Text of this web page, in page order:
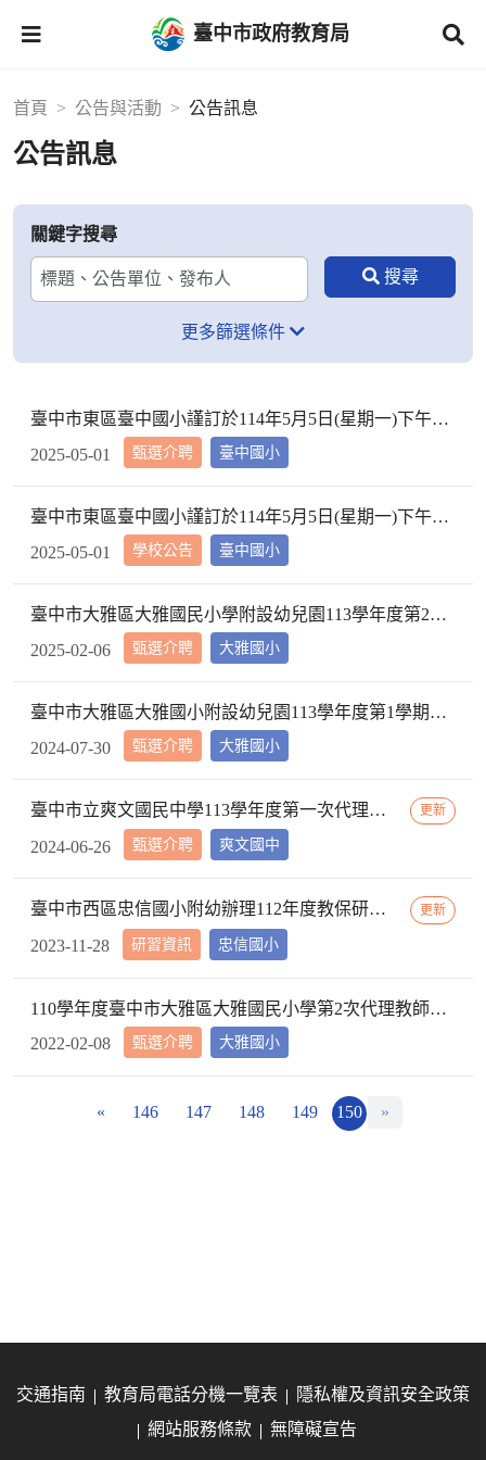
臺中市政府教育局
首頁 公告與活動 公告訊息
公告訊息
關鍵字搜尋
更多篩選條件
甄選介聘
臺中市東區臺中國小謹訂於114年5月5日(星期一)下午2時10分於本校校長室，召開教評會審查114學年度市內介聘調入本校教師資格
臺中國小
2025-05-01
學校公告
臺中市東區臺中國小謹訂於114年5月5日(星期一)下午2時10分於本校校長室，召開教評會審查114學年度市內介聘調入本校教師資格
臺中國小
2025-05-01
甄選介聘
臺中市大雅區大雅國民小學附設幼兒園113學年度第2學期【特教學生助理員】第1次甄選簡章公告
大雅國小
2025-02-06
甄選介聘
臺中市大雅區大雅國小附設幼兒園113學年度第1學期【代理教師】招考甄選錄取公告，已足額錄取，不續辦甄選作業。
大雅國小
2024-07-30
甄選介聘
臺中市立爽文國民中學113學年度第一次代理教師甄選簡章(一次公告分次招考) 更新
爽文國中
2024-06-26
研習資訊
臺中市西區忠信國小附幼辦理112年度教保研習─ 「嬰幼用藥安全~就是「藥」你好好的」，請鼓勵貴校(園)教保服務人員踴躍參加 更新
忠信國小
2023-11-28
甄選介聘
110學年度臺中市大雅區大雅國民小學第2次代理教師甄選第2次招考結果公告
大雅國小
2022-02-08
« 146 147 148 149 150 »
交通指南 教育局電話分機一覽表
隱私權及資訊安全政策
網站服務條款
無障礙宣告